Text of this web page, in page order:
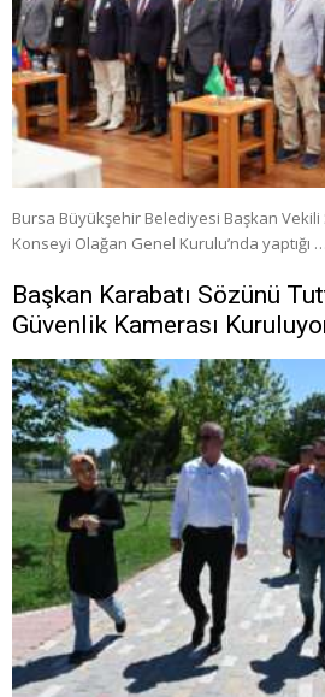
Bursa Büyükşehir Belediyesi Başkan
Konseyi Olağan Genel Kurulu’nda yaptığı …
Başkan Karabatı Sözünü
Güvenlik Kamerası